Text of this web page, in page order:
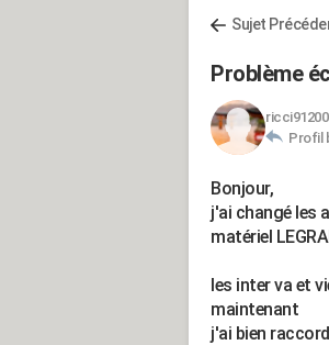
Sujet
Problème
ricci91200
Profil
Bonjour,
j'ai changé les
matériel
les inter va et
maintenant
j'ai bien